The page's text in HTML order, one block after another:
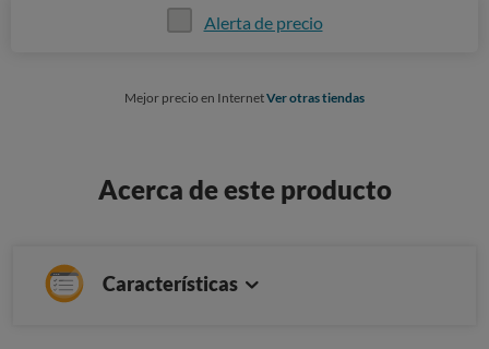
Alerta de precio
Mejor precio en InternetVer otras tiendas
Acerca de este producto
Características